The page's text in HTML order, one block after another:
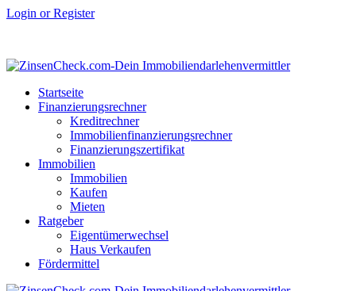
Login or Register
Startseite
Finanzierungsrechner
Kreditrechner
Immobilienfinanzierungsrechner
Finanzierungszertifikat
Immobilien
Immobilien
Kaufen
Mieten
Ratgeber
Eigentümerwechsel
Haus Verkaufen
Fördermittel